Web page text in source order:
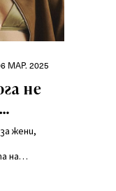
МАР. 2025
не
от
жени,
на